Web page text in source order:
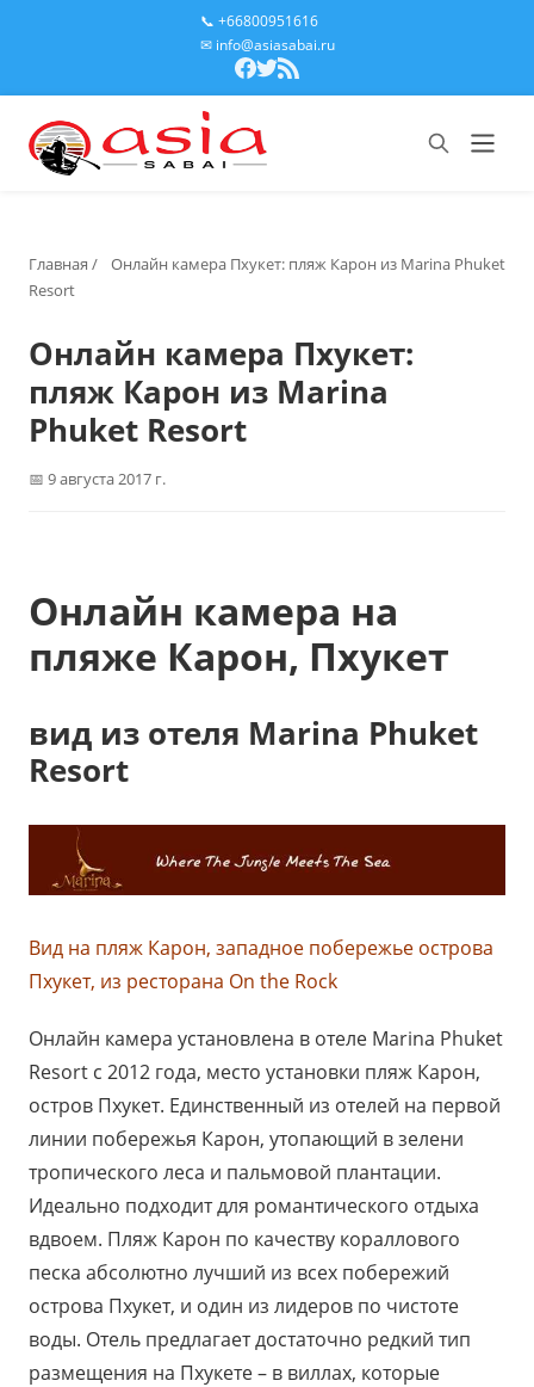
📞 +66800951616
✉ info@asiasabai.ru
Главная /
Онлайн камера Пхукет: пляж Карон из Marina Phuket
Resort
Онлайн камера Пхукет:
пляж Карон из Marina
Phuket Resort
9 августа 2017 г.
Онлайн камера на
пляже Карон, Пхукет
вид из отеля Marina Phuket
Resort
Вид на пляж Карон, западное побережье острова
Пхукет, из ресторана On the Rock
Онлайн камера установлена в отеле Marina Phuket
Resort с 2012 года, место установки пляж Карон,
остров Пхукет. Единственный из отелей на первой
линии побережья Карон, утопающий в зелени
тропического леса и пальмовой плантации.
Идеально подходит для романтического отдыха
вдвоем. Пляж Карон по качеству кораллового
песка абсолютно лучший из всех побережий
острова Пхукет, и один из лидеров по чистоте
воды. Отель предлагает достаточно редкий тип
размещения на Пхукете – в виллах, которые